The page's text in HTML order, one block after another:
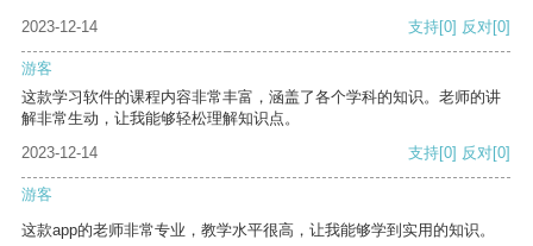
2023-12-14 支持[0] 反对[0]
游客
这款学习软件的课程内容非常丰富，涵盖了各个学科的知识。老师的讲
解非常生动，让我能够轻松理解知识点。
2023-12-14
支持[0] 反对[0]
游客
这款app的老师非常专业，教学水平很高，让我能够学到实用的知识。